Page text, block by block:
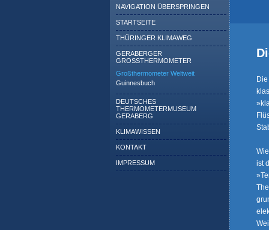
NAVIGATION ÜBERSPRINGEN
STARTSEITE
THÜRINGER KLIMAWEG
GERABERGER
GROSSTHERMOMETER
Großthermometer Weltweit
Guinnesbuch
DEUTSCHES
THERMOMETERMUSEUM
GERABERG
KLIMAWISSEN
KONTAKT
IMPRESSUM
ist